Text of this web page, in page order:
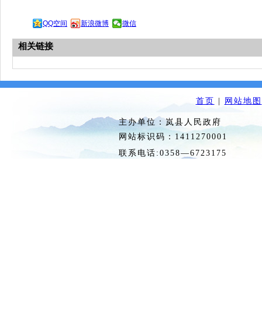
QQ空间 新浪微博 微信
相关链接
首页 网站地图
主办单位：岚县人民政府
网站标识码：
联系电话